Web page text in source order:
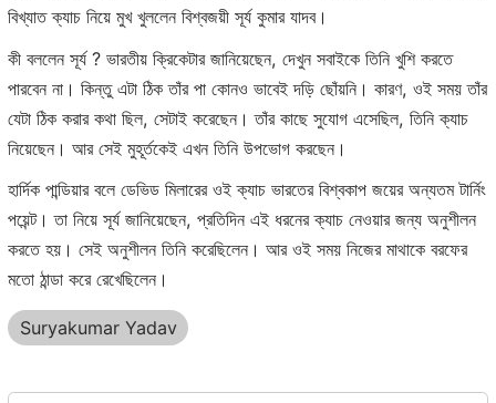
বিখ্যাত ক্যাচ নিয়ে মুখ খুললেন বিশ্বজয়ী সূর্য কুমার যাদব।
কী বললেন সূর্য ? ভারতীয় ক্রিকেটার জানিয়েছেন, দেখুন সবাইকে তিনি খুশি করতে
পারবেন না। কিন্তু এটা ঠিক তাঁর পা কোনও ভাবেই দড়ি ছোঁয়নি। কারণ, ওই সময় তাঁর
যেটা ঠিক করার কথা ছিল, সেটাই করেছেন। তাঁর কাছে সুযোগ এসেছিল, তিনি ক্যাচ
নিয়েছেন। আর সেই মুহূর্তকেই এখন তিনি উপভোগ করছেন।
হার্দিক পান্ডিয়ার বলে ডেভিড মিলারের ওই ক্যাচ ভারতের বিশ্বকাপ জয়ের অন্যতম টার্নিং
পয়েন্ট। তা নিয়ে সূর্য জানিয়েছেন, প্রতিদিন এই ধরনের ক্যাচ নেওয়ার জন্য অনুশীলন
করতে হয়। সেই অনুশীলন তিনি করেছিলেন। আর ওই সময় নিজের মাথাকে বরফের
মতো ঠান্ডা করে রেখেছিলেন।
Suryakumar Yadav